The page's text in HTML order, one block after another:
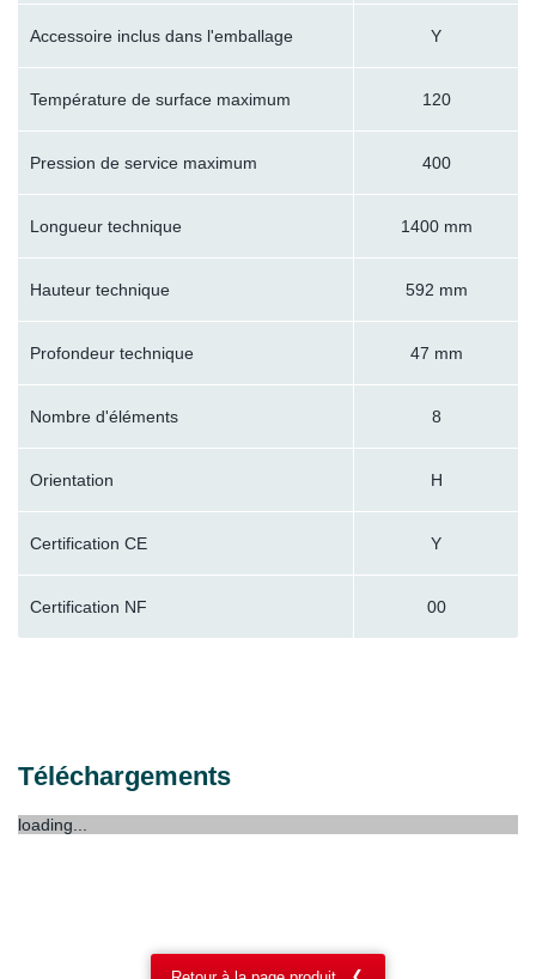
Accessoire inclus dans l'emballage Y
Température de surface maximum 120
Pression de service maximum 400
Longueur technique 1400 mm
Hauteur technique 592 mm
Profondeur technique 47 mm
Nombre d'éléments 8
Orientation H
Certification CE Y
Certification NF 00
Téléchargements
loading...